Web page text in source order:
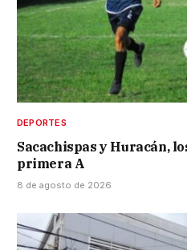
DEPORTES
Sacachispas y Huracán,
primera A
8 de agosto de 2026